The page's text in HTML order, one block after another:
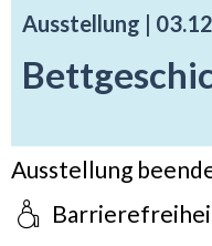
Ausstellung |
Ausstellung